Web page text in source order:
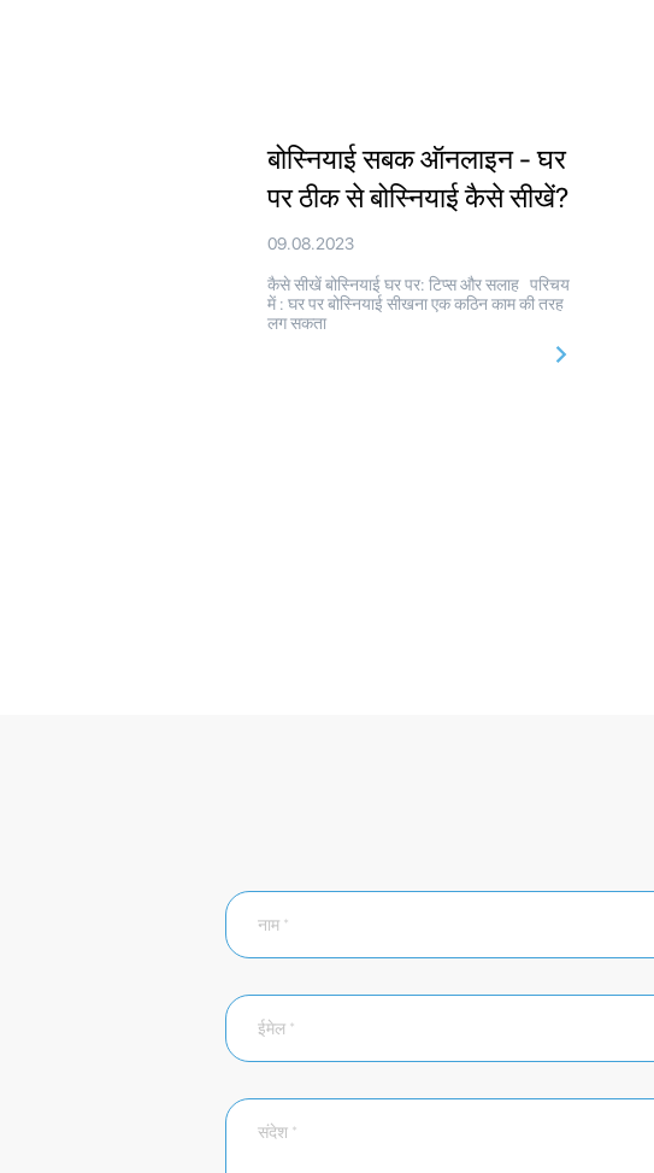
बोस्नियाई सबक ऑनलाइन - घर
पर ठीक से बोस्नियाई कैसे सीखें?
09.08.2023
कैसे सीखें बोस्नियाई घर पर: टिप्स और सलाह परिचय
में : घर पर बोस्नियाई सीखना एक कठिन काम की तरह
लग सकता